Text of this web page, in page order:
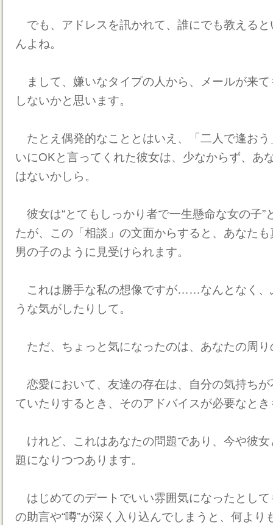
でも、アドレスを訊かれて、誰にでも教える
んよね。
まして、嫌いなタイプの人から、メールが来
しないかと思います。
たとえ偶発的なこととはいえ、「二人で逢お
いにOKと言ってくれた彼女は、少なからず、あ
はないかしら。
彼女は“とてもしっかり者で一生懸命な女の子”
たが、この「相談」の文面からすると、あなた
男の子のように見受けられます。
これは勝手な私の想像ですが……なんとなく、
うな気がしたりして。
ただ、ちょっと気になったのは、あなたの周り
恋愛において、友達の存在は、自分の気持ち
ていたりするとき、そのアドバイスが必要なと
けれど、これはあなたの問題であり、今や彼
題になりつつあります。
はじめてのデートでいい雰囲気になったとし
の助言や“噂”が深く入り込んでしまうと、何より